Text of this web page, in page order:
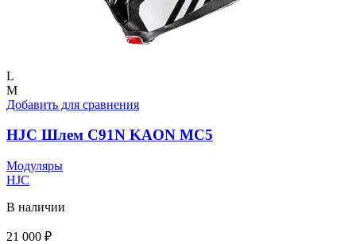
L
M
Добавить для сравнения
HJC Шлем C91N KAON MC5
Модуляры
HJC
В наличии
21 000 ₽